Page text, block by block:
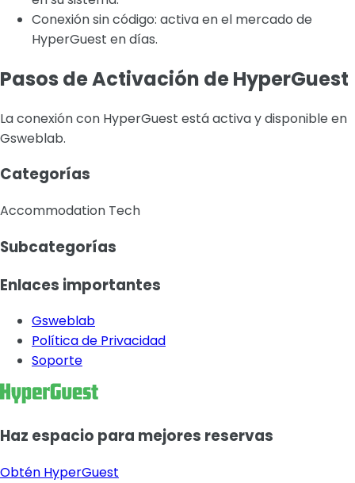
Conexión sin código: activa en el mercado de
HyperGuest en días.
Pasos de Activación de HyperGuest
La conexión con HyperGuest está activa y disponible en
Gsweblab.
Categorías
Accommodation Tech
Subcategorías
Enlaces importantes
Gsweblab
Política de Privacidad
Soporte
Haz espacio para mejores reservas
Obtén HyperGuest